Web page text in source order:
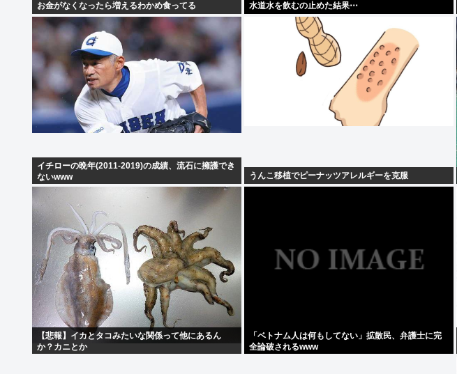
お金がなくなったら増えるわかめ食ってる 水道水を飲むの止めた結果⋯
イチローの晩年(2011-2019)の成績、流石に擁護でき
ないwww
うんこ移植でピーナッツアレルギーを克服
【悲報】イカとタコみたいな関係って他にあるん
か？カニとか
「ベトナム人は何もしてない」拡散民、弁護士に完
全論破されるwww